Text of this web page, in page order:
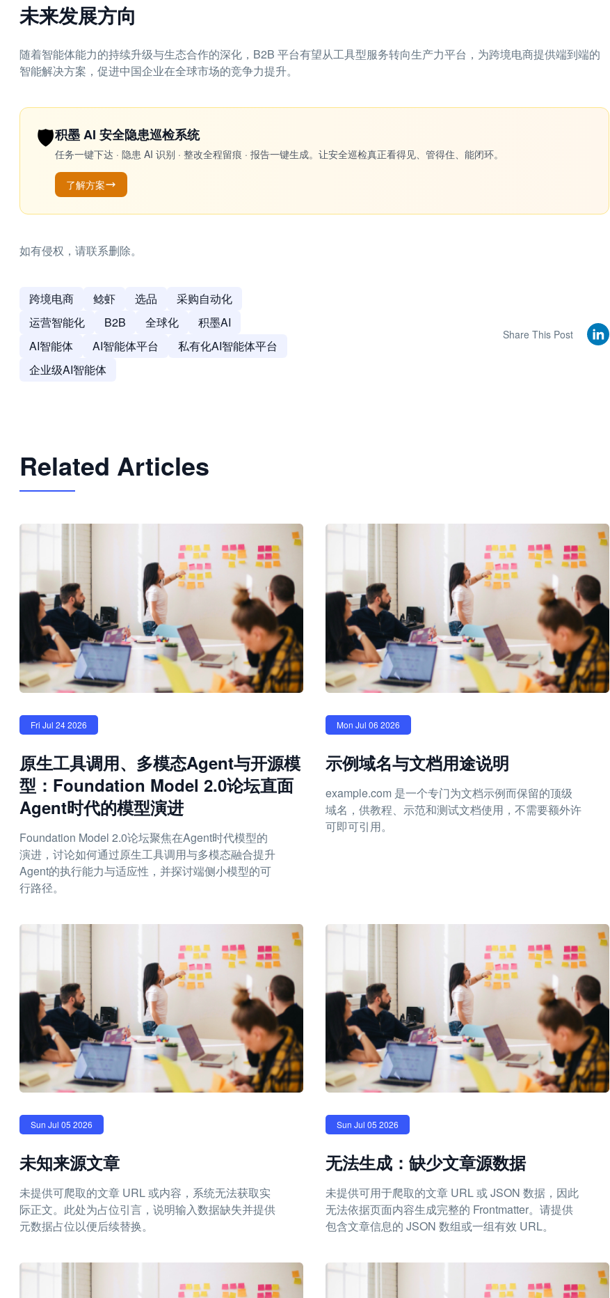
未来发展方向
随着智能体能力的持续升级与生态合作的深化，B2B 平台有望从工具型服务转向生产力平台，为跨境电商提供端到端的
智能解决方案，促进中国企业在全球市场的竞争力提升。
🛡️积墨 AI 安全隐患巡检系统
任务一键下达 · 隐患 AI 识别 · 整改全程留痕 · 报告一键生成。让安全巡检真正看得见、管得住、能闭环。
了解方案
如有侵权，请联系删除。
跨境电商 鲶虾 选品
采购自动化
运营智能化
B2B 全球化
积墨AI
AI智能体
AI智能体平台
私有化AI智能体平台
企业级AI智能体
Share This Post
Related Articles
Fri Jul 24 2026
原生工具调用、多模态Agent与开源模
型：Foundation Model 2.0论坛直面
Agent时代的模型演进
Foundation Model 2.0论坛聚焦在Agent时代模型的
演进，讨论如何通过原生工具调用与多模态融合提升
Agent的执行能力与适应性，并探讨端侧小模型的可
行路径。
Mon Jul 06 2026
示例域名与文档用途说明
example.com 是一个专门为文档示例而保留的顶级
域名，供教程、示范和测试文档使用，不需要额外许
可即可引用。
Sun Jul 05 2026
未知来源文章
未提供可爬取的文章 URL 或内容，系统无法获取实
际正文。此处为占位引言，说明输入数据缺失并提供
元数据占位以便后续替换。
Sun Jul 05 2026
无法生成：缺少文章源数据
未提供可用于爬取的文章 URL 或 JSON 数据，因此
无法依据页面内容生成完整的 Frontmatter。请提供
包含文章信息的 JSON 数组或一组有效 URL。